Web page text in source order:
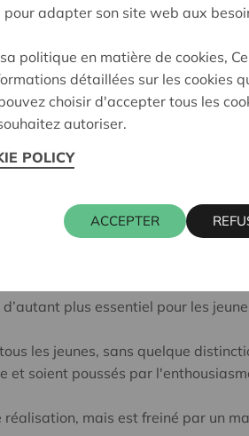
d’autant plus essentiel pour les
les jeunes, sans quelque
et soient poussés par
mais est freiné par un
pour adapter son site web aux
politique en matière de cookies,
détaillées sur les cookies
choisir d'accepter tous les
autoriser.
POLICY
ACCEPTER